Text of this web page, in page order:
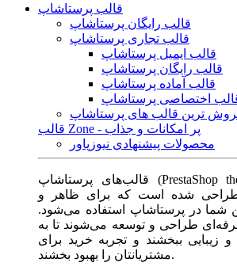
قالب پرستاشاپ
قالب رایگان پرستاشاپ
قالب تجاری پرستاشاپ
قالب ایمیل پرستاشاپ
قالب رایگان پرستاشاپ
قالب آماده پرستاشاپ
اختصاصی پرستاشاپ
ترین قالب های پرستاشاپ
قالب Zone - پر امکانات و جذاب
محصولات پیشنهادی نیوزپاور
قالب‌های پرستاشاپ (PrestaShop themes) مجموعه‌ای از
طراحی شده است که برای ظاهر و
شما در پرستاشاپ استفاده می‌شود.
طراحی و توسعه می‌شوند تا به
ببخشند و تجربه خرید برای
مشتریانتان را بهبود بخشند.